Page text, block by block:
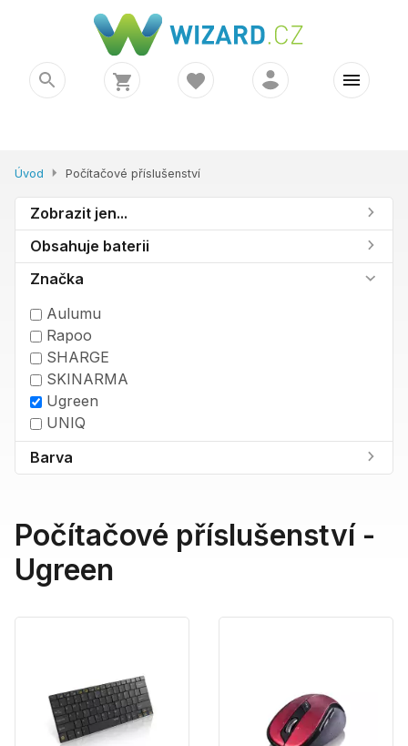
Úvod Počítačové příslušenství
Zobrazit jen...
Obsahuje baterii
Značka
Aulumu
Rapoo
SHARGE
SKINARMA
Ugreen
UNIQ
Barva
Počítačové příslušenství -
Ugreen